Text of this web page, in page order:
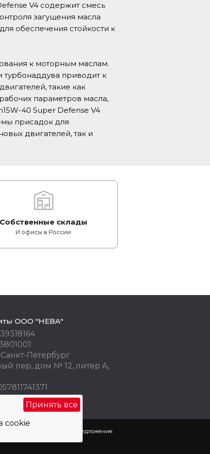
cookie
Принять все
V4 содержит смесь
загущения масла
обеспечения стойкости к
к моторным маслам.
турбонаддува приводит к
такие как
параметров масла,
40 Super Defense V4
присадок для
двигателей, так и
Собственные склады
И офисы в России
ООО "НЕВА"
Петербург
пер, дом № 12, литер А,
как коммерческое предложение.